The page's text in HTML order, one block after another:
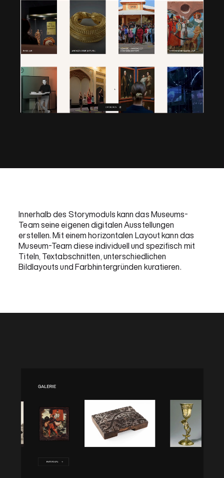
Innerhalb des Storymoduls kann das Museums-
Team seine eigenen digitalen Ausstellungen
erstellen. Mit einem horizontalen Layout kann das
Museum-Team diese individuell und spezifisch mit
Titeln, Textabschnitten, unterschiedlichen
Bildlayouts und Farbhintergründen kuratieren.